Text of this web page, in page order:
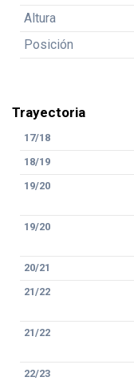
Altura
Posición
Trayectoria
17/18
18/19
19/20
19/20
20/21
21/22
21/22
22/23